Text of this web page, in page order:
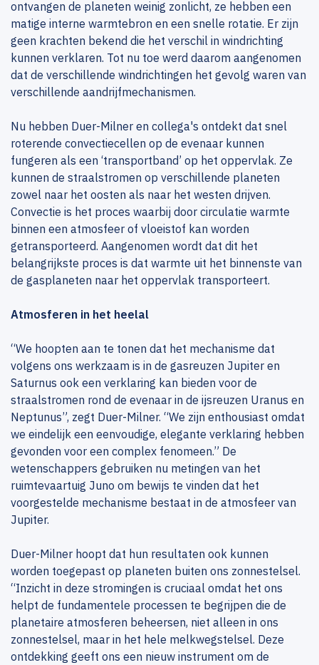
ontvangen de planeten weinig zonlicht, ze hebben een
matige interne warmtebron en een snelle rotatie. Er zijn
geen krachten bekend die het verschil in windrichting
kunnen verklaren. Tot nu toe werd daarom aangenomen
dat de verschillende windrichtingen het gevolg waren van
verschillende aandrijfmechanismen.
Nu hebben Duer-Milner en collega's ontdekt dat snel
roterende convectiecellen op de evenaar kunnen
fungeren als een ‘transportband’ op het oppervlak. Ze
kunnen de straalstromen op verschillende planeten
zowel naar het oosten als naar het westen drijven.
Convectie is het proces waarbij door circulatie warmte
binnen een atmosfeer of vloeistof kan worden
getransporteerd. Aangenomen wordt dat dit het
belangrijkste proces is dat warmte uit het binnenste van
de gasplaneten naar het oppervlak transporteert.
Atmosferen in het heelal
“We hoopten aan te tonen dat het mechanisme dat
volgens ons werkzaam is in de gasreuzen Jupiter en
Saturnus ook een verklaring kan bieden voor de
straalstromen rond de evenaar in de ijsreuzen Uranus en
Neptunus”, zegt Duer-Milner. “We zijn enthousiast omdat
we eindelijk een eenvoudige, elegante verklaring hebben
gevonden voor een complex fenomeen.” De
wetenschappers gebruiken nu metingen van het
ruimtevaartuig Juno om bewijs te vinden dat het
voorgestelde mechanisme bestaat in de atmosfeer van
Jupiter.
Duer-Milner hoopt dat hun resultaten ook kunnen
worden toegepast op planeten buiten ons zonnestelsel.
“Inzicht in deze stromingen is cruciaal omdat het ons
helpt de fundamentele processen te begrijpen die de
planetaire atmosferen beheersen, niet alleen in ons
zonnestelsel, maar in het hele melkwegstelsel. Deze
ontdekking geeft ons een nieuw instrument om de